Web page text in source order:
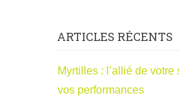
ARTICLES RÉCENTS
Myrtilles : l’allié de votre
vos performances